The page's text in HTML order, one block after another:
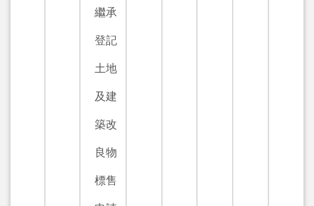
繼承
登記
土地
及建
築改
良物
標售